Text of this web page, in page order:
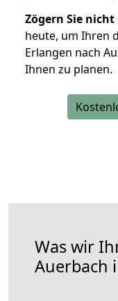
Zögern Sie nicht
heute, um Ihren
Erlangen nach
Ihnen zu planen.
Was wir
Auerbach